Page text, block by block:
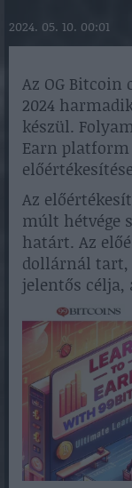
2024. 05. 10. 00:01
Az OG
2024
készül.
Earn platform
Az
múlt hétvége
határt. Az
dollárnál tart,
jelentős célja,